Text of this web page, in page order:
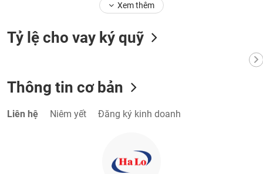
Xem thêm
Tỷ lệ cho vay ký quỹ
Thông tin cơ bản
Liên hệ Niêm yết Đăng ký kinh doanh
Dữ
liệu